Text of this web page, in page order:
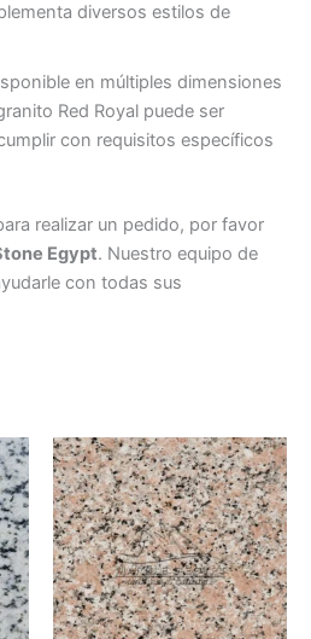
diversos estilos de
en múltiples dimensiones
Red Royal puede ser
con requisitos específicos
realizar un pedido, por favor
Egypt. Nuestro equipo de
con todas sus